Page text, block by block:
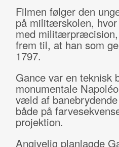
Filmen følger den
på militærskolen,
med militærpræcision,
frem til, at han som
1797.
Gance var en teknisk
monumentale
væld af
både på
projektion.
Angivelig planlagde